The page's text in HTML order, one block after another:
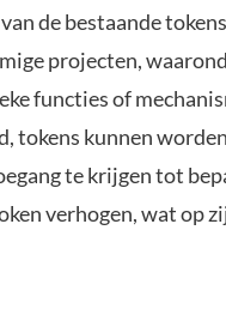
de bestaande
projecten,
functies of
tokens kunnen
te krijgen tot
verhogen, wat op